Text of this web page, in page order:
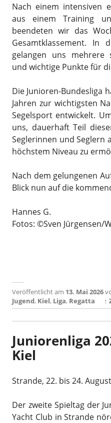
Nach einem intensiven
aus einem Training
beendeten wir das
Gesamtklassement. In
gelangen uns mehrere
und wichtige Punkte für
Die Junioren-Bundesliga
Jahren zur wichtigsten
Segelsport entwickelt.
uns, dauerhaft Teil
Seglerinnen und Seglern
höchstem Niveau zu
Nach dem gelungenen
Blick nun auf die
Hannes G.
Fotos: ©Sven Jürgensen/
Veröffentlicht am 13. Mai 2026
Jugend, Kiel, Liga, Regatta ↑
Juniorenliga
Kiel
Strande, 22. bis 24.
Der zweite Spieltag der
Yacht Club in Strande